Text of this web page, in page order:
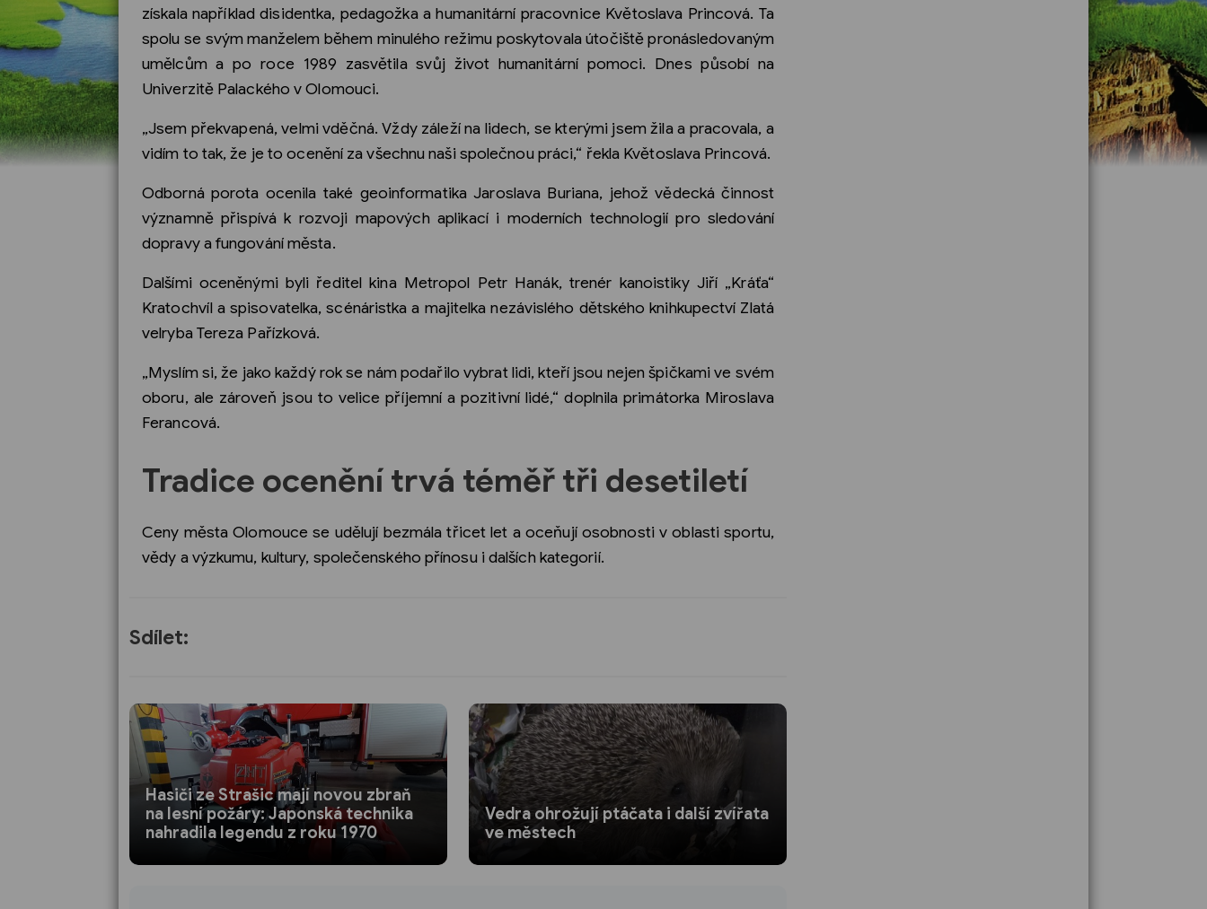
získala například disidentka, pedagožka a humanitární pracovnice Květoslava Princová. Ta
spolu se svým manželem během minulého režimu poskytovala útočiště pronásledovaným
umělcům a po roce 1989 zasvětila svůj život humanitární pomoci. Dnes působí na
Univerzitě Palackého v Olomouci.
„Jsem překvapená, velmi vděčná. Vždy záleží na lidech, se kterými jsem žila a pracovala, a
vidím to tak, že je to ocenění za všechnu naši společnou práci,“ řekla Květoslava Princová.
Odborná porota ocenila také geoinformatika Jaroslava Buriana, jehož vědecká činnost
významně přispívá k rozvoji mapových aplikací i moderních technologií pro sledování
dopravy a fungování města.
Dalšími oceněnými byli ředitel kina Metropol Petr Hanák, trenér kanoistiky Jiří „Kráťa“
Kratochvíl a spisovatelka, scénáristka a majitelka nezávislého dětského knihkupectví Zlatá
velryba Tereza Pařízková.
„Myslím si, že jako každý rok se nám podařilo vybrat lidi, kteří jsou nejen špičkami ve svém
oboru, ale zároveň jsou to velice příjemní a pozitivní lidé,“ doplnila primátorka Miroslava
Ferancová.
Tradice ocenění trvá téměř tři desetiletí
Ceny města Olomouce se udělují bezmála třicet let a oceňují osobnosti v oblasti sportu,
vědy a výzkumu, kultury, společenského přínosu i dalších kategorií.
Sdílet:
Hasiči ze Strašic mají novou zbraň
na lesní požáry: Japonská technika
nahradila legendu z roku 1970
Vedra ohrožují ptáčata i další zvířata
ve městech